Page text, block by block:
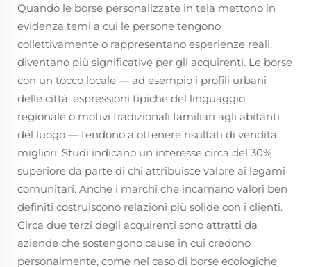
Quando le borse personalizzate in tela mettono in
evidenza temi a cui le persone tengono
collettivamente o rappresentano esperienze reali,
diventano più significative per gli acquirenti. Le borse
con un tocco locale — ad esempio i profili urbani
delle città, espressioni tipiche del linguaggio
regionale o motivi tradizionali familiari agli abitanti
del luogo — tendono a ottenere risultati di vendita
migliori. Studi indicano un interesse circa del 30%
superiore da parte di chi attribuisce valore ai legami
comunitari. Anche i marchi che incarnano valori ben
definiti costruiscono relazioni più solide con i clienti.
Circa due terzi degli acquirenti sono attratti da
aziende che sostengono cause in cui credono
personalmente, come nel caso di borse ecologiche